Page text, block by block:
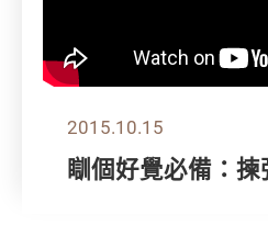
2015.10.15
瞓個好覺必備：